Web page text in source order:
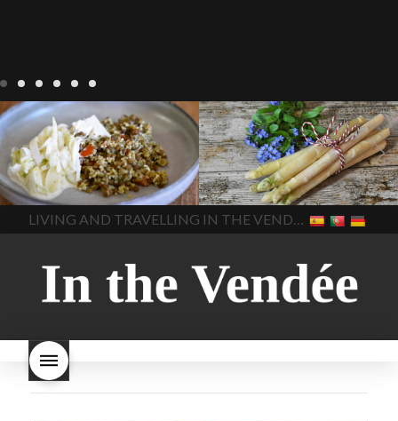
Notre cuisine
agriculture-
vendee comment cuisiner
les lentilles vertes cuisine-
vendue
cuisiner en France
cuisiner-avec-des-
ingrédients-vendus
cultures-vendues-lentilles la
cuisine au printemps la
cuisine avec les lentilles la
en vacances
lentilles vertes
lentilles vertes et boulgour
lentilles vertes-vendues les
grossir les lentilles vertes
sont-elles bonnes pour la
santé les lentilles vertes
sont-elles bonnes pour vous
In The Vendee
Notre cuisine asperges
asperges-a-la-flamande
asperges-blanches
asperges-pour-le-petit-
déjeuner asperges-
saisonnières asperges-
sauce-crème asperges-
soup carbonara-
végétarienne cuisine
saisonnière
cuisine-locale
cuisine-maison européenne
cuisine-maison-france
In The Vendee
LIVING AND TRAVELLING IN THE VENDÉE